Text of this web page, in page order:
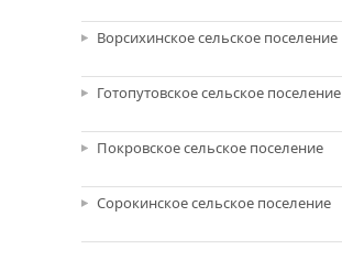
Ворсихинское сельское поселение
Готопутовское сельское поселение
Покровское сельское поселение
Сорокинское сельское поселение